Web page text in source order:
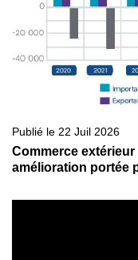
Publié le 22 Juil 2026
Commerce extérieur
amélioration portée